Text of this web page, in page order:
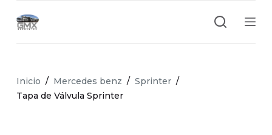
a
aInicio / Mercedes benz / Sprinter /
Tapa de Válvula Sprinter